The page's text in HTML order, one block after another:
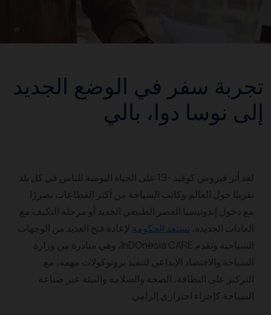
تجربة سفر في الوضع الجديد
إلى نوسا دوا، بالي
لقد أثر فيروس كوفيد -19 على الحياة اليومية للناس في كل بلد
تقريبًا حول العالم وكانت السياحة من أكثر القطاعات تضررًا.
مع دخول إندونيسيا العصر الطبيعي الجديد أو مرحلة التكيف مع
العادات الجديدة، تستعد الحكومة لإعادة فتح العديد من الوجهات
السياحية وتقدم InDOnesia CARE، وهي مبادرة من وزارة
السياحة والاقتصاد الإبداعي لتنفيذ بروتوكولات مهمة، مع
التركيز على النظافة، الصحة والسلامة والبيئة عبر صناعة
السياحة كإجراء احترازي إلزامي.